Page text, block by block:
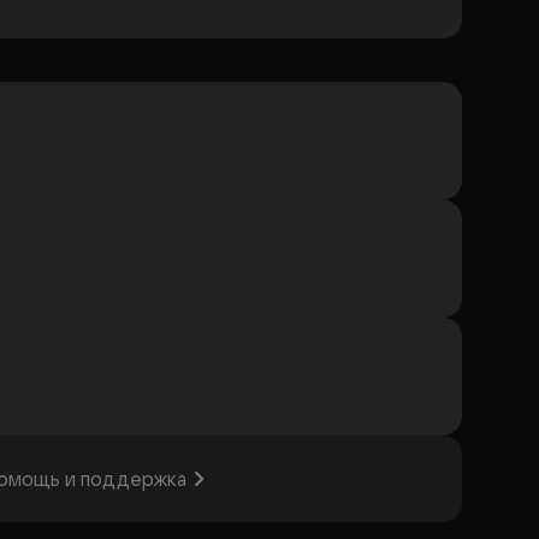
и поддержка